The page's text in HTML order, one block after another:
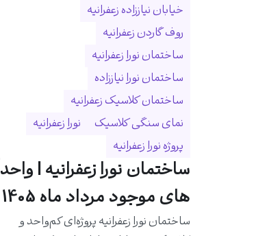
خیابان نیاززاده زعفرانیه
روف گاردن زعفرانیه
ساختمان نورا زعفرانیه
ساختمان نورا نیاززاده
ساختمان کلاسیک زعفرانیه
نمای سنگی کلاسیک
نورا زعفرانیه
پروژه نورا زعفرانیه
ساختمان نورا زعفرانیه | واحد
های موجود مرداد ماه 1405
ساختمان نورا زعفرانیه پروژه‌ای کم‌واحد و